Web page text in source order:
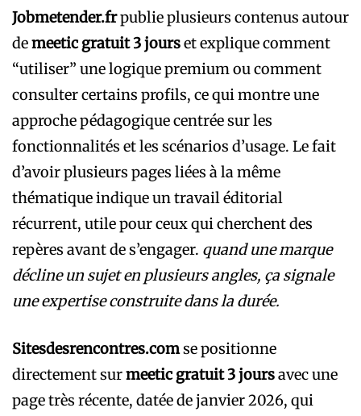
Jobmetender.frpublie plusieurs contenus autour
demeetic gratuit 3 jourset explique comment
“utiliser” une logique premium ou comment
consulter certains profils, ce qui montre une
approche pédagogique centrée sur les
fonctionnalités et les scénarios d’usage. Le fait
d’avoir plusieurs pages liées à la même
thématique indique un travail éditorial
récurrent, utile pour ceux qui cherchent des
repères avant de s’engager. quand une marque
décline un sujet en plusieurs angles, ça signale
une expertise construite dans la durée.
Sitesdesrencontres.comse positionne
directement surmeetic gratuit 3 joursavec une
page très récente, datée de janvier 2026, qui